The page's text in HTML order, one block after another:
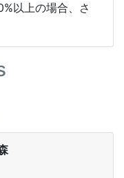
以上の場合、さ